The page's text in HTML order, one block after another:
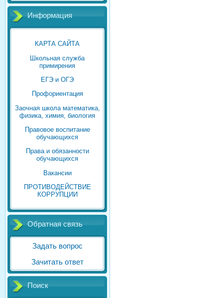
Информация
КАРТА САЙТА
Школьная служба
примирения
ЕГЭ и ОГЭ
Профориентация
Заочная школа математика,
физика, химия, биология
Правовое воспитание
обучающихся
Права и обязанности
обучающихся
Вакансии
ПРОТИВОДЕЙСТВИЕ
КОРРУПЦИИ
Обратная связь
Задать вопрос
Зачитать ответ
Поиск